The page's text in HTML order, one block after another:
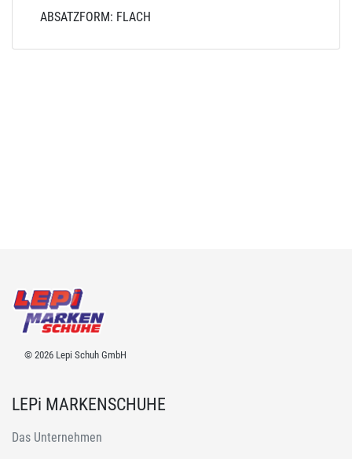
ABSATZFORM: FLACH
© 2026 Lepi Schuh GmbH
LEPi MARKENSCHUHE
Das Unternehmen